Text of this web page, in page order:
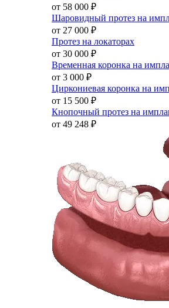
от 58 000 ₽
Шаровидный протез на
от 27 000 ₽
Протез на локаторах
от 30 000 ₽
Временная коронка на
от 3 000 ₽
Циркониевая коронка на
от 15 500 ₽
Кнопочный протез на
от 49 248 ₽